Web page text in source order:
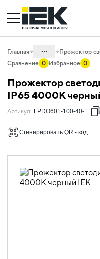
Главная ...
10. Светотехника
10.05 Уличное и
10.05.01 Прожекторы
10.05.01.01
Сравнение 0 Избранное 0
Прожектор
IP65 4000К
Артикул: LPDO601-100-40-K02
Сгенерировать QR - код